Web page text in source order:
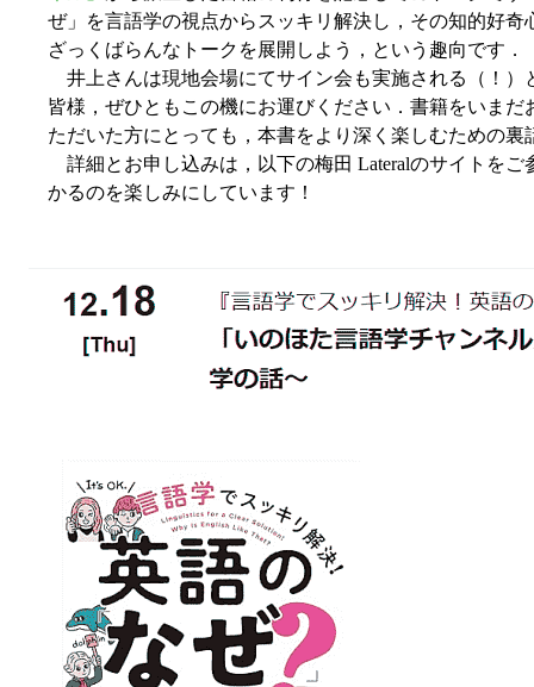
ぜ」を言語学の視点からスッキリ解決し，その知的好
ざっくばらんなトークを展開しよう，という趣向です．
井上さんは現地会場にてサイン会も実施される（！）
皆様，ぜひともこの機にお運びください．書籍をいま
ただいた方にとっても，本書をより深く楽しむための
詳細とお申し込みは，以下の梅田 Lateralのサイトを
かるのを楽しみにしています！